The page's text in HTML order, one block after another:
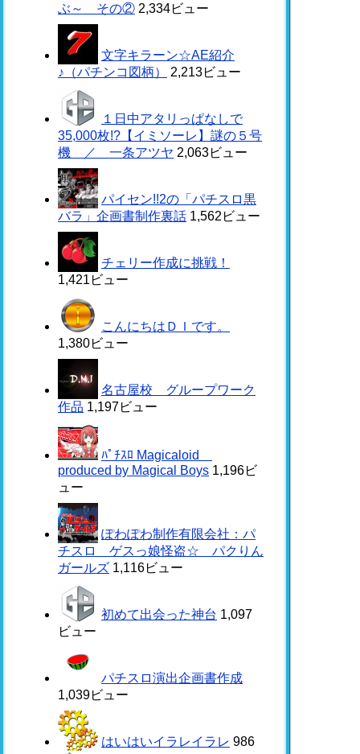
ぶ～ その② 2,334ビュー
文字キラーン☆AE紹介
♪（パチンコ図柄）
2,213ビュー
１日中アタリっぱなしで
35,000枚!?【イミソーレ】謎の５号
機 ／ 一条アツヤ 2,063ビュー
パイセン!!2の「パチスロ黒
バラ」企画書制作裏話 1,562ビュー
チェリー作成に挑戦！
1,421ビュー
こんにちはＤＩです。
1,380ビュー
名古屋校 グループワーク
作品 1,197ビュー
ﾊﾟﾁｽﾛ Magicaloid
produced by Magical Boys 1,196ビ
ュー
ぽわぽわ制作有限会社：パ
チスロ ゲスっ娘怪盗☆ パクりん
ガールズ 1,116ビュー
初めて出会った神台 1,097
ビュー
パチスロ演出企画書作成
1,039ビュー
はいはいイラレイラレ 986